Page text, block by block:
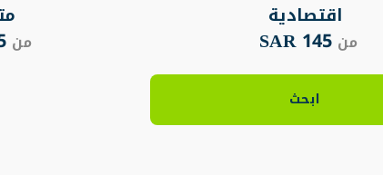
اقتصادية
من 145 SAR من
ابحث